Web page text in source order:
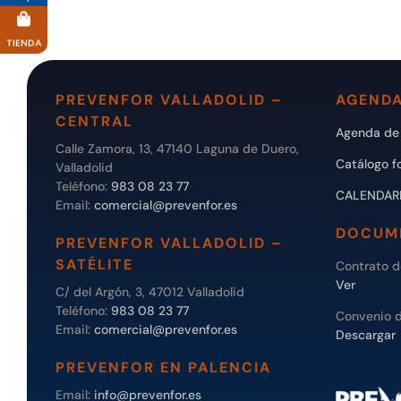
PREVENFOR VALLADOLID –
CENTRAL
Calle Zamora, 13, 47140 Laguna de Duero,
Valladolid
Teléfono: 983 08 23 77
Email: comercial@prevenfor.es
PREVENFOR VALLADOLID –
SATÉLITE
C/ del Argón, 3, 47012 Valladolid
Teléfono: 983 08 23 77
Email: comercial@prevenfor.es
PREVENFOR EN PALENCIA
Email: info@prevenfor.es
Agenda
Catálogo
Contrato
Ver
Convenio
Descargar
TIENDA